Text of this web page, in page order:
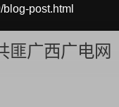
post.html
匪广西广电网